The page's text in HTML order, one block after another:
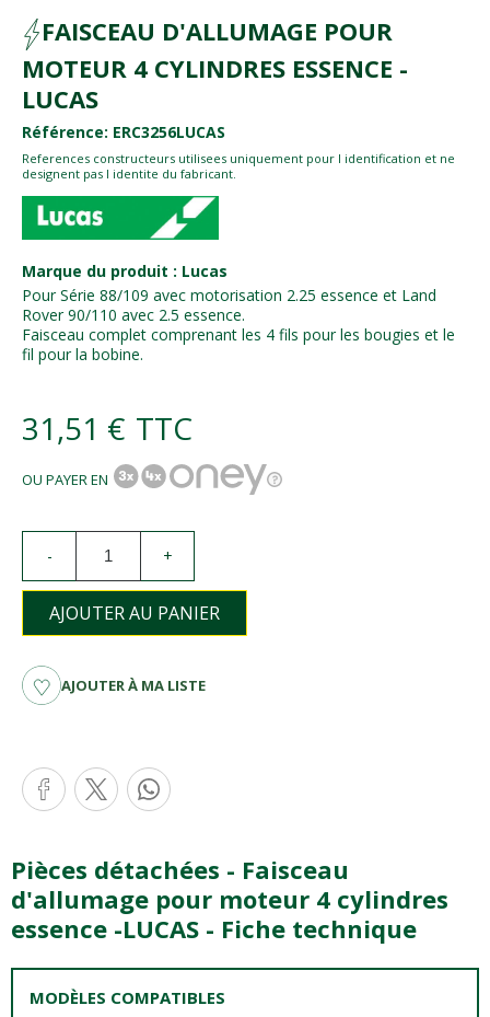
FAISCEAU D'ALLUMAGE POUR
MOTEUR 4 CYLINDRES ESSENCE -
LUCAS
Référence: ERC3256LUCAS
References constructeurs utilisees uniquement pour l identification et ne
designent pas l identite du fabricant.
Marque du produit : Lucas
Pour Série 88/109 avec motorisation 2.25 essence et Land
Rover 90/110 avec 2.5 essence.
Faisceau complet comprenant les 4 fils pour les bougies et le
fil pour la bobine.
31,51 € TTC
OU PAYER EN
- +
AJOUTER AU PANIER
AJOUTER À MA LISTE
Pièces détachées - Faisceau
d'allumage pour moteur 4 cylindres
essence -LUCAS - Fiche technique
MODÈLES COMPATIBLES